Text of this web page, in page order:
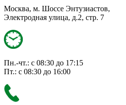
Москва, м. Шоссе Энтузиастов,
Электродная улица, д.2, стр. 7
Пн.-чт.: с 08:30 до 17:15
Пт.: с 08:30 до 16:00